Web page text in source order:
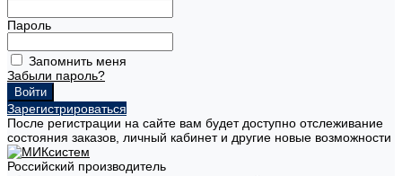
Пароль
Запомнить меня
Забыли пароль?
Зарегистрироваться
После регистрации на сайте вам будет доступно отслеживание
состояния заказов, личный кабинет и другие новые возможности
Российский производитель